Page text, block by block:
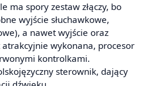
ma spory zestaw złączy, bo
wyjście słuchawkowe,
a nawet wyjście oraz
atrakcyjnie wykonana, procesor
kontrolkami.
sterownik, dający